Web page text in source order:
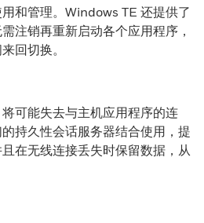
和管理。Windows TE 还提供了
注销再重新启动各个应用程序，
回切换。
可能失去与主机应用程序的连
持久性会话服务器结合使用，提
在无线连接丢失时保留数据，从